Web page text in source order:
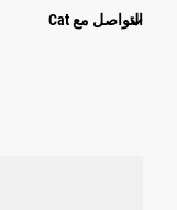
التواصل مع Cat